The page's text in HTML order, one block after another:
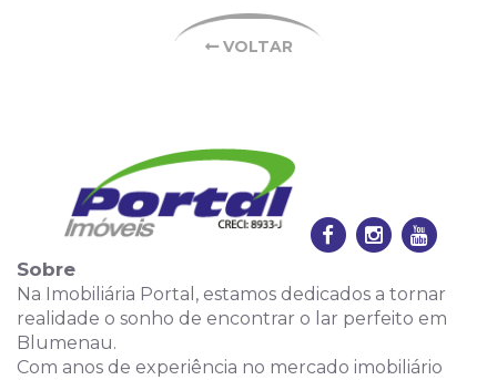
VOLTAR
Sobre
Na Imobiliária Portal, estamos dedicados a tornar
realidade o sonho de encontrar o lar perfeito em
Blumenau.
Com anos de experiência no mercado imobiliário